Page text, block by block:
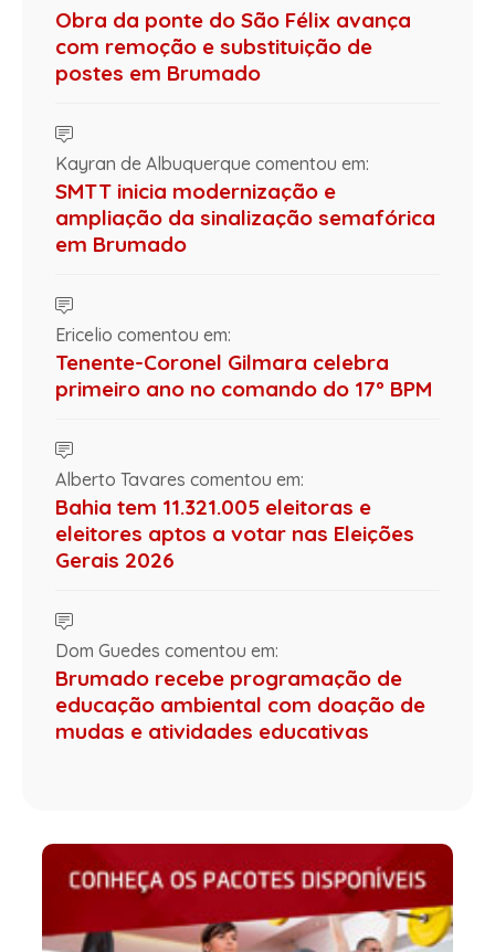
Obra da ponte do São Félix avança
com remoção e substituição de
postes em Brumado
Kayran de Albuquerque comentou em:
SMTT inicia modernização e
ampliação da sinalização semafórica
em Brumado
Ericelio comentou em:
Tenente-Coronel Gilmara celebra
primeiro ano no comando do 17º BPM
Alberto Tavares comentou em:
Bahia tem 11.321.005 eleitoras e
eleitores aptos a votar nas Eleições
Gerais 2026
Dom Guedes comentou em:
Brumado recebe programação de
educação ambiental com doação de
mudas e atividades educativas